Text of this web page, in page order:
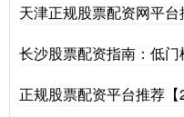
天津正规股票配资网平台
长沙股票配资指南：低门
正规股票配资平台推荐【